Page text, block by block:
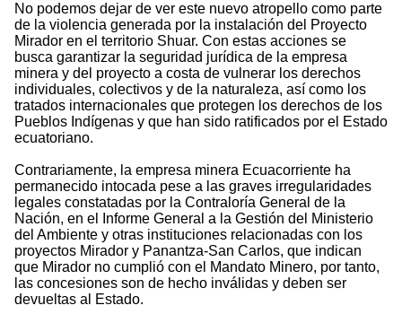
No podemos dejar de ver este nuevo atropello como parte
de la violencia generada por la instalación del Proyecto
Mirador en el territorio Shuar. Con estas acciones se
busca garantizar la seguridad jurídica de la empresa
minera y del proyecto a costa de vulnerar los derechos
individuales, colectivos y de la naturaleza, así como los
tratados internacionales que protegen los derechos de los
Pueblos Indígenas y que han sido ratificados por el Estado
ecuatoriano.
Contrariamente, la empresa minera Ecuacorriente ha
permanecido intocada pese a las graves irregularidades
legales constatadas por la Contraloría General de la
Nación, en el Informe General a la Gestión del Ministerio
del Ambiente y otras instituciones relacionadas con los
proyectos Mirador y Panantza-San Carlos, que indican
que Mirador no cumplió con el Mandato Minero, por tanto,
las concesiones son de hecho inválidas y deben ser
devueltas al Estado.